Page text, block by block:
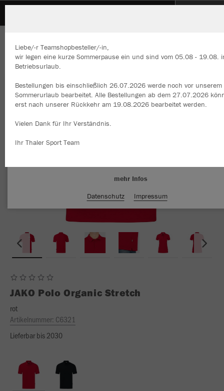
JAKO Polo Organic Stretch
rot
Artikelnummer: C6321
Lieferbar bis 2030
Liebe/-r Teamshopbesteller/-in,
wir legen eine kurze Sommerpause ein und sind vom 05.08 - 19.08.
Betriebsurlaub.
Bestellungen bis einschließlich 26.07.2026 werde noch vor unserem
Sommerurlaub bearbeitet. Alle Bestellungen ab dem 27.07.2026
erst nach unserer Rückkehr am 19.08.2026 bearbeitet werden.
Vielen Dank für Ihr Verständnis.
Ihr Thaler Sport Team
Wir verwenden Cookies
Durch die Analyse der Besucherdaten können wir dir personalisierte
Inhalte anzeigen und unsere Website verbessern. Weitere
mehr Infos
Datenschutz
Impressum